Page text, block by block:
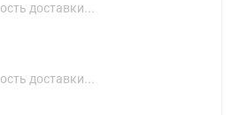
доставки...
доставки...